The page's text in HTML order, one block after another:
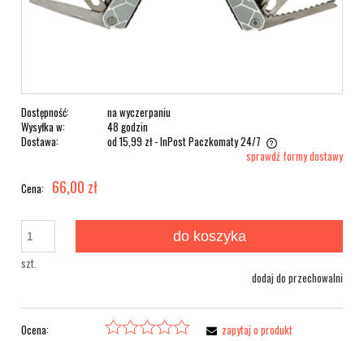
Dostępność:
na wyczerpaniu
Wysyłka w:
48 godzin
Dostawa:
od 15,99 zł - InPost Paczkomaty 24/7
sprawdź formy dostawy
Cena: 66,00 zł
szt.
do koszyka
dodaj do przechowalni
Ocena:
zapytaj o produkt